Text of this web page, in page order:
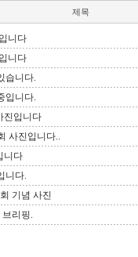
제목
니다
니다
습니다.
입니다.
진입니다
사진입니다..
니다
니다.
기념 사진
리핑.